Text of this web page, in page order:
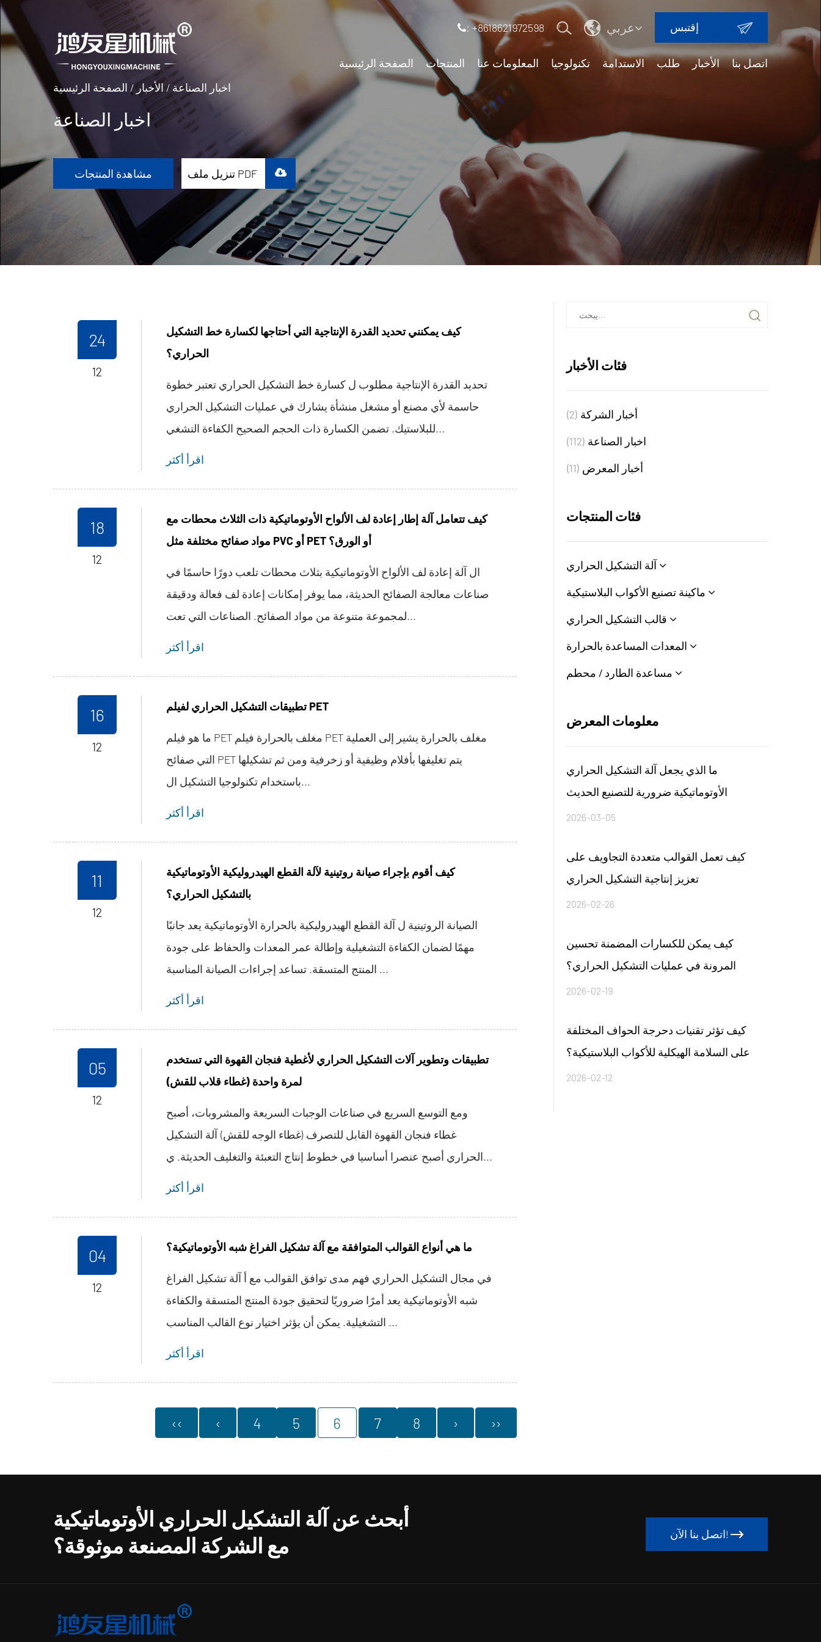
: +8618621972598 عربي إقتبس
الصفحة الرئيسية المنتجات المعلومات عنا تكنولوجيا الاستدامة طلب الأخبار
اتصل بنا
الصفحة الرئيسية /الأخبار / اخبار الصناعة
اخبار الصناعة
مشاهدة المنتجات تنزيل ملف PDF
24
12
كيف يمكنني تحديد القدرة الإنتاجية التي أحتاجها لكسارة خط التشكيل
الحراري؟
تحديد القدرة الإنتاجية مطلوب ل كسارة خط التشكيل الحراري تعتبر خطوة
حاسمة لأي مصنع أو مشغل منشأة يشارك في عمليات التشكيل الحراري
للبلاستيك. تضمن الكسارة ذات الحجم الصحيح الكفاءة التشغي...
اقرأ أكثر
18
12
كيف تتعامل آلة إطار إعادة لف الألواح الأوتوماتيكية ذات الثلاث محطات مع
مواد صفائح مختلفة مثل PVC أو PET أو الورق؟
ال آلة إعادة لف الألواح الأوتوماتيكية بثلاث محطات تلعب دورًا حاسمًا في
صناعات معالجة الصفائح الحديثة، مما يوفر إمكانات إعادة لف فعالة ودقيقة
لمجموعة متنوعة من مواد الصفائح. الصناعات التي تعت...
اقرأ أكثر
16
12
تطبيقات التشكيل الحراري لفيلم PET
ما هو فيلم PET مغلف بالحرارة فيلم PET مغلف بالحرارة يشير إلى العملية
التي صفائح PET يتم تغليفها بأفلام وظيفية أو زخرفية ومن ثم تشكيلها
باستخدام تكنولوجيا التشكيل ال...
اقرأ أكثر
11
12
كيف أقوم بإجراء صيانة روتينية لآلة القطع الهيدروليكية الأوتوماتيكية
بالتشكيل الحراري؟
الصيانة الروتينية ل آلة القطع الهيدروليكية بالحرارة الأوتوماتيكية يعد جانبًا
مهمًا لضمان الكفاءة التشغيلية وإطالة عمر المعدات والحفاظ على جودة
المنتج المتسقة. تساعد إجراءات الصيانة المناسبة ...
اقرأ أكثر
05
12
تطبيقات وتطوير آلات التشكيل الحراري لأغطية فنجان القهوة التي تستخدم
لمرة واحدة (غطاء قلاب للقش)
ومع التوسع السريع في صناعات الوجبات السريعة والمشروبات، أصبح
غطاء فنجان القهوة القابل للتصرف (غطاء الوجه للقش) آلة التشكيل
الحراري أصبح عنصرا أساسيا في خطوط إنتاج التعبئة والتغليف الحديثة. ي...
اقرأ أكثر
04
12
ما هي أنواع القوالب المتوافقة مع آلة تشكيل الفراغ شبه الأوتوماتيكية؟
في مجال التشكيل الحراري فهم مدى توافق القوالب مع أ آلة تشكيل الفراغ
شبه الأوتوماتيكية يعد أمرًا ضروريًا لتحقيق جودة المنتج المتسقة والكفاءة
التشغيلية. يمكن أن يؤثر اختيار نوع القالب المناسب ...
اقرأ أكثر
‹‹ ‹ 4 5 6 7 8 › ››
فئات الأخبار
أخبار الشركة (2)
اخبار الصناعة (112)
أخبار المعرض (11)
فئات المنتجات
معلومات المعرض
ما الذي يجعل آلة التشكيل الحراري
الأوتوماتيكية ضرورية للتصنيع الحديث
2026-03-05
كيف تعمل القوالب متعددة التجاويف على
تعزيز إنتاجية التشكيل الحراري
2026-02-26
كيف يمكن للكسارات المضمنة تحسين
المرونة في عمليات التشكيل الحراري؟
2026-02-19
كيف تؤثر تقنيات دحرجة الحواف المختلفة
على السلامة الهيكلية للأكواب البلاستيكية؟
2026-02-12
أبحث عن آلة التشكيل الحراري الأوتوماتيكية
مع الشركة المصنعة موثوقة؟
اتصل بنا الآن!